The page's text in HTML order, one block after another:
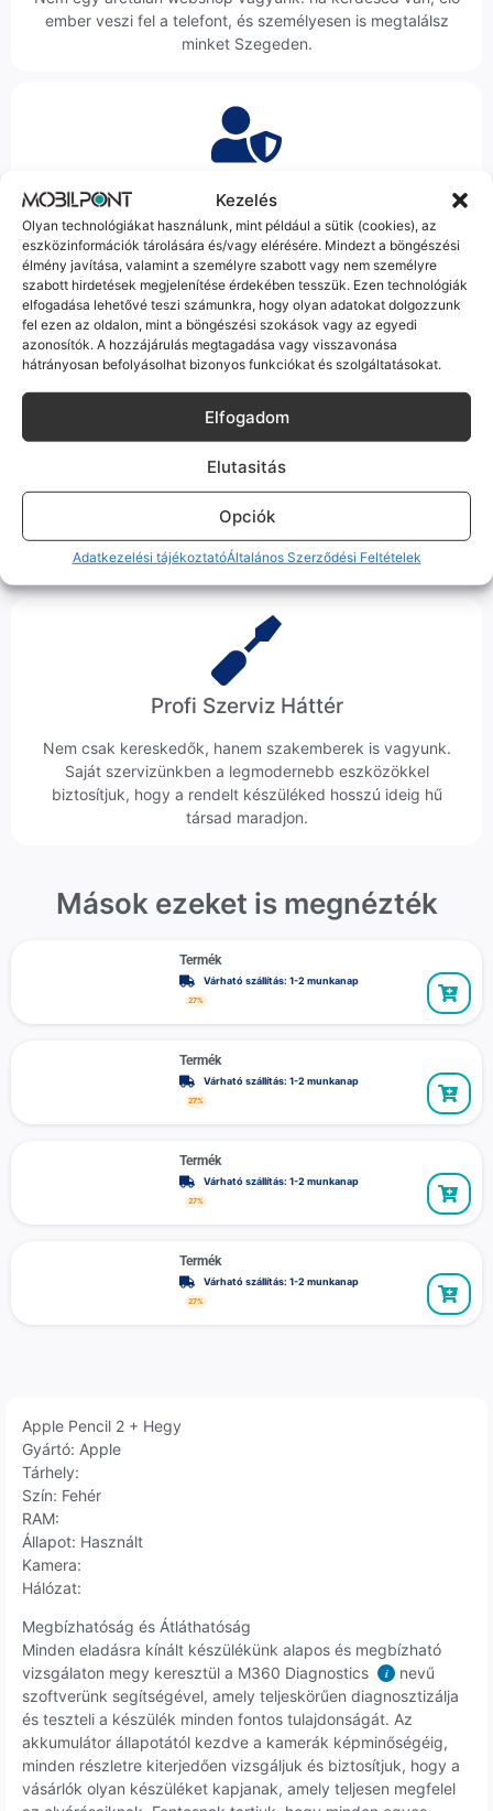
Kezelés
Olyan technológiákat használunk, mint például a sütik (cookies), az
eszközinformációk tárolására és/vagy elérésére. Mindezt a böngészési
élmény javítása, valamint a személyre szabott vagy nem személyre
szabott hirdetések megjelenítése érdekében tesszük. Ezen technológiák
elfogadása lehetővé teszi számunkra, hogy olyan adatokat dolgozzunk
fel ezen az oldalon, mint a böngészési szokások vagy az egyedi
azonosítók. A hozzájárulás megtagadása vagy visszavonása
hátrányosan befolyásolhat bizonyos funkciókat és szolgáltatásokat.
Elfogadom
Elutasitás
Opciók
Adatkezelési tájékoztatóÁltalános Szerződési Feltételek
ember veszi fel a telefont, és személyesen is megtalálsz
minket Szegeden.
Korrekt Ügyintézés
Hibázni emberi dolog, de a felelősségvállalás nálunk alap.
Ha ritkán előfordul egy hiba, nem kifogásokat keresünk,
hanem megoldást. Szakértő kollégáink azonnal kézbe
veszik az ügyedet.
Ingyenes Futár & Szerviz
Ha messze laksz, mi megyünk a készülékért. Garanciális
probléma esetén küldjük a futárt, bevizsgáljuk a telefont, és
javítva vagy cserélve küldjük vissza – neked ez 0 Ft
költséggel jár.
Profi Szerviz Háttér
Nem csak kereskedők, hanem szakemberek is vagyunk.
Saját szervizünkben a legmodernebb eszközökkel
biztosítjuk, hogy a rendelt készüléked hosszú ideig hű
társad maradjon.
Mások ezeket is megnézték
Termék
Várható szállítás: 1-2 munkanap
27%
Termék
Várható szállítás: 1-2 munkanap
27%
Termék
Várható szállítás: 1-2 munkanap
27%
Termék
Várható szállítás: 1-2 munkanap
27%
Apple Pencil 2 + Hegy
Gyártó: Apple
Tárhely:
Szín: Fehér
RAM:
Állapot: Használt
Kamera:
Hálózat:
Megbízhatóság és Átláthatóság
Minden eladásra kínált készülékünk alapos és megbízható
vizsgálaton megy keresztül a M360 Diagnostics
i
nevű
szoftverünk segítségével, amely teljeskörűen diagnosztizálja
és teszteli a készülék minden fontos tulajdonságát. Az
akkumulátor állapotától kezdve a kamerák képminőségéig,
minden részletre kiterjedően vizsgáljuk és biztosítjuk, hogy a
vásárlók olyan készüléket kapjanak, amely teljesen megfelel